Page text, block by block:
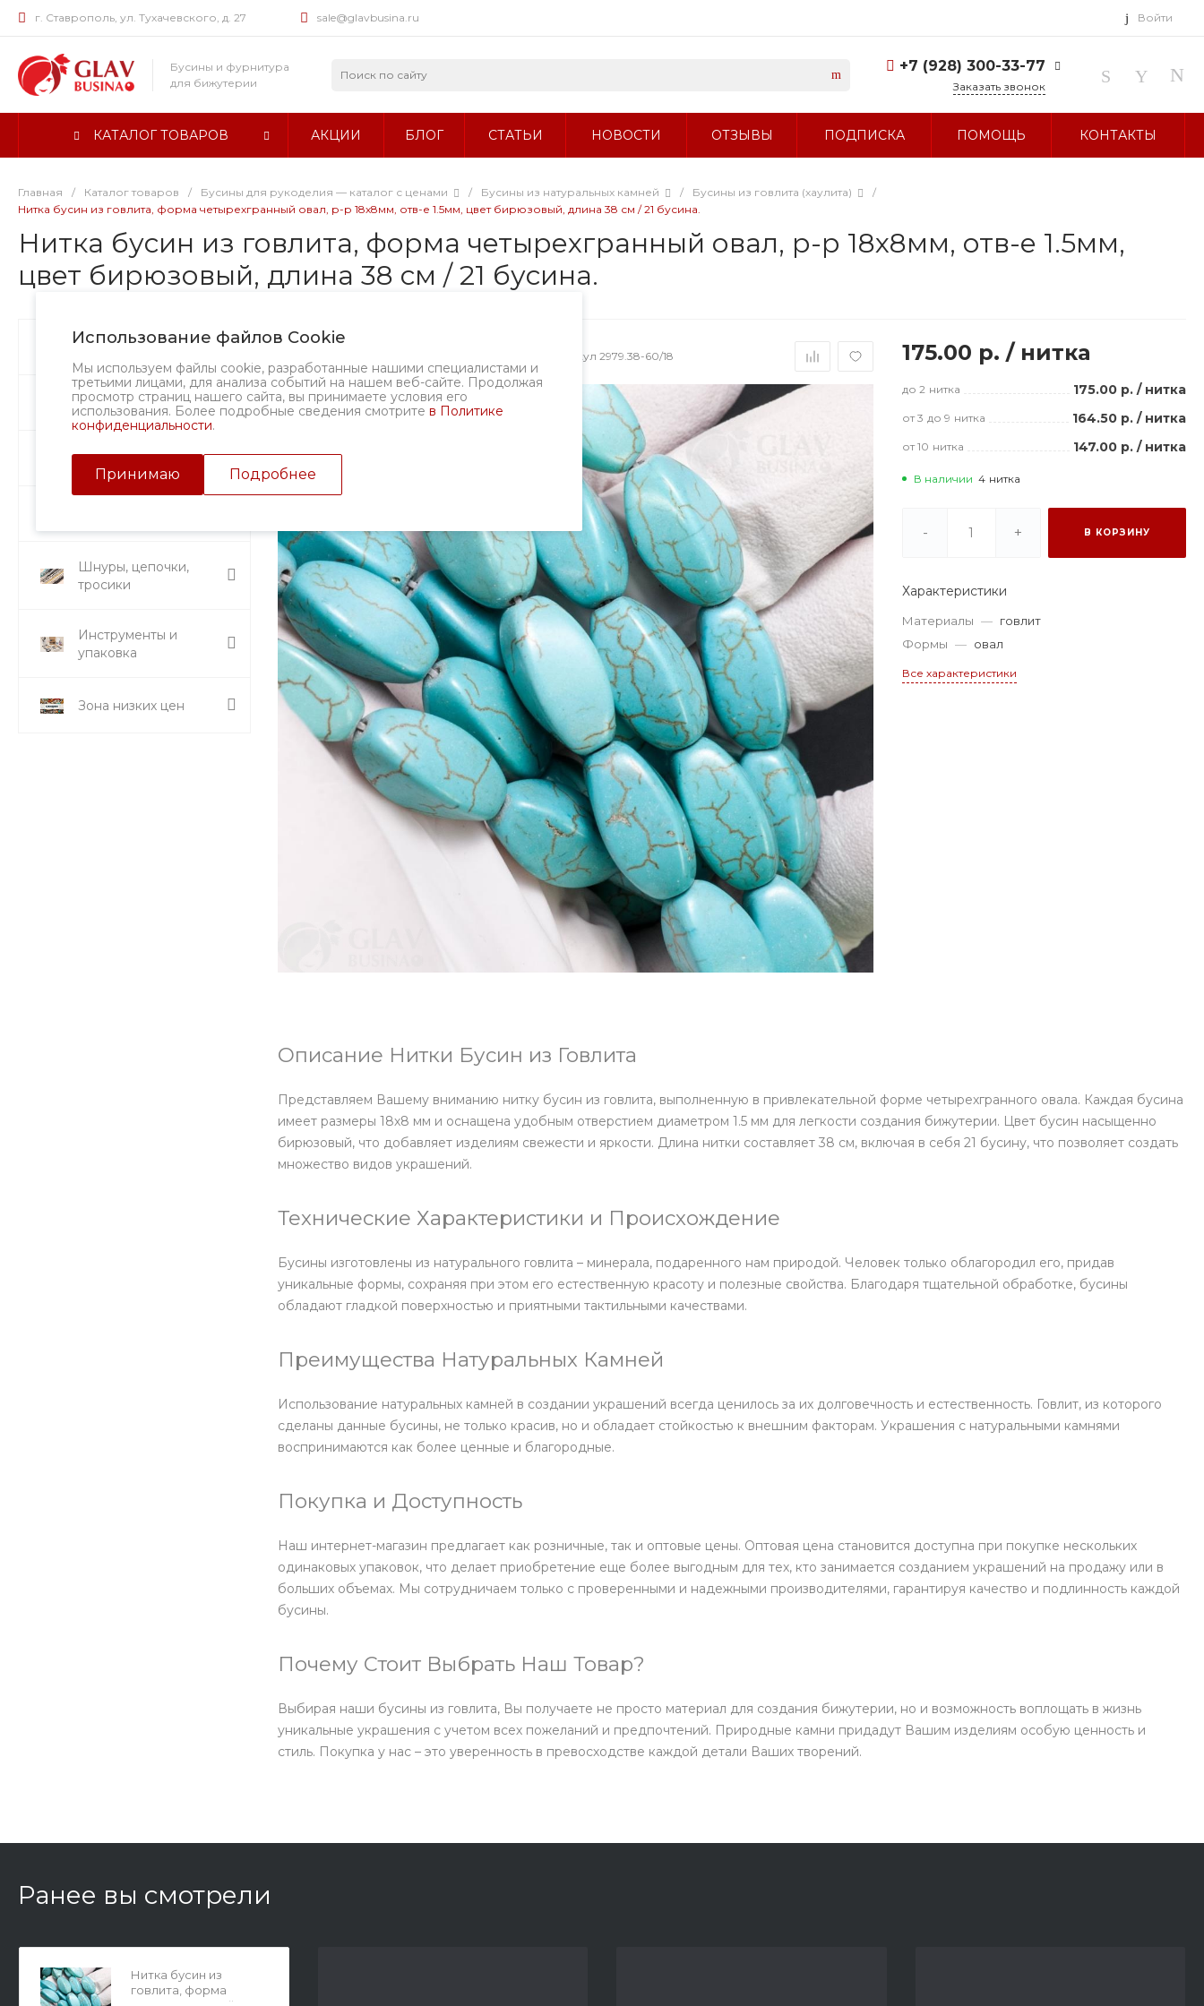
г. Ставрополь, ул. Тухачевского, д. 27 sale@glavbusina.ru Войти
Бусины и фурнитура
для бижутерии
+7 (928) 300-33-77
г. Ставрополь, ул.
Заказать звонок
КАТАЛОГ ТОВАРОВ АКЦИИ БЛОГ СТАТЬИ НОВОСТИ ОТЗЫВЫ ПОДПИСКА ПОМОЩЬ КОНТАКТЫ
Главная / Каталог товаров / Бусины для рукоделия — каталог с ценами / Бусины из натуральных камней / Бусины из говлита (хаулита)
/
Нитка бусин из говлита, форма четырехгранный овал, р-р 18х8мм, отв-е 1.5мм, цвет бирюзовый, длина 38 см / 21 бусина.
Нитка бусин из говлита, форма четырехгранный овал, р-р 18х8мм, отв-е 1.5мм,
цвет бирюзовый, длина 38 см / 21 бусина.
Использование файлов Cookie
Мы используем файлы cookie, разработанные нашими специалистами и
третьими лицами, для анализа событий на нашем веб-сайте. Продолжая
просмотр страниц нашего сайта, вы принимаете условия его
использования. Более подробные сведения смотрите в Политике
конфиденциальности.
Принимаю Подробнее
Бусины
Фурнитура
Подвески и кулоны
Шнуры, цепочки,
тросики
Инструменты и
упаковка
Зона низких цен
Артикул 2979.38-60/18 175.00 р./ нитка
до 2 нитка 175.00 р. / нитка
от 3 до 9 нитка 164.50 р. / нитка
от 10 нитка 147.00 р. / нитка
В наличии 4 нитка
- + В КОРЗИНУ
Характеристики
Материалы — говлит
Формы — овал
Все характеристики
Описание Нитки Бусин из Говлита
Представляем Вашему вниманию нитку бусин из говлита, выполненную в привлекательной форме четырехгранного овала. Каждая бусина
имеет размеры 18х8 мм и оснащена удобным отверстием диаметром 1.5 мм для легкости создания бижутерии. Цвет бусин насыщенно
бирюзовый, что добавляет изделиям свежести и яркости. Длина нитки составляет 38 см, включая в себя 21 бусину, что позволяет создать
множество видов украшений.
Технические Характеристики и Происхождение
Бусины изготовлены из натурального говлита – минерала, подаренного нам природой. Человек только облагородил его, придав
уникальные формы, сохраняя при этом его естественную красоту и полезные свойства. Благодаря тщательной обработке, бусины
обладают гладкой поверхностью и приятными тактильными качествами.
Преимущества Натуральных Камней
Использование натуральных камней в создании украшений всегда ценилось за их долговечность и естественность. Говлит, из которого
сделаны данные бусины, не только красив, но и обладает стойкостью к внешним факторам. Украшения с натуральными камнями
воспринимаются как более ценные и благородные.
Покупка и Доступность
Наш интернет-магазин предлагает как розничные, так и оптовые цены. Оптовая цена становится доступна при покупке нескольких
одинаковых упаковок, что делает приобретение еще более выгодным для тех, кто занимается созданием украшений на продажу или в
больших объемах. Мы сотрудничаем только с проверенными и надежными производителями, гарантируя качество и подлинность каждой
бусины.
Почему Стоит Выбрать Наш Товар?
Выбирая наши бусины из говлита, Вы получаете не просто материал для создания бижутерии, но и возможность воплощать в жизнь
уникальные украшения с учетом всех пожеланий и предпочтений. Природные камни придадут Вашим изделиям особую ценность и
стиль. Покупка у нас – это уверенность в превосходстве каждой детали Ваших творений.
Ранее вы смотрели
Нитка бусин из
говлита, форма